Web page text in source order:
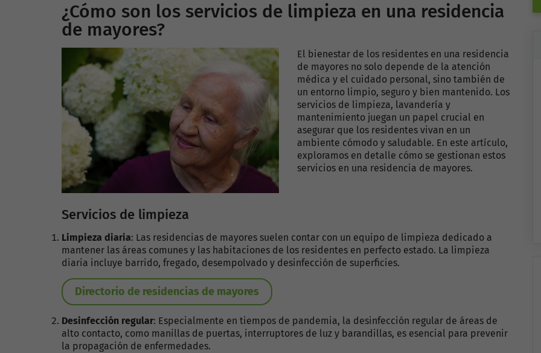
¿Cómo son los servicios de limpieza en una residencia
de mayores?
El bienestar de los residentes en una residencia
de mayores no solo depende de la atención
médica y el cuidado personal, sino también de
un entorno limpio, seguro y bien mantenido. Los
servicios de limpieza, lavandería y
mantenimiento juegan un papel crucial en
asegurar que los residentes vivan en un
ambiente cómodo y saludable. En este artículo,
exploramos en detalle cómo se gestionan estos
servicios en una residencia de mayores.
Servicios de limpieza
Limpieza diaria: Las residencias de mayores suelen contar con un equipo de limpieza dedicado a
mantener las áreas comunes y las habitaciones de los residentes en perfecto estado. La limpieza
diaria incluye barrido, fregado, desempolvado y desinfección de superficies.
Directorio de residencias de mayores
Desinfección regular: Especialmente en tiempos de pandemia, la desinfección regular de áreas de
alto contacto, como manillas de puertas, interruptores de luz y barandillas, es esencial para prevenir
la propagación de enfermedades.